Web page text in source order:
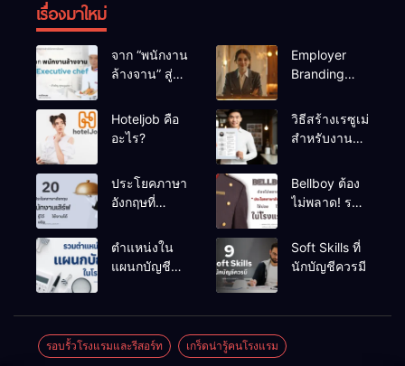
เรื่องมาใหม่
จาก “พนักงาน
ล้างจาน” สู่
chef”
Employer
Branding
สำหรับ HR
โรงแรม
Hoteljob คือ
อะไร?
วิธีสร้างเรซูเม่
สำหรับงาน
มืออาชีพ
ประโยคภาษา
อังกฤษที่
เสิร์ฟ” ต้องรู้
ไว้ ใช้งานได้
จริงในทุก
Bellboy ต้อง
ไม่พลาด! รวม
อังกฤษใช้
บ่อย” ที่ใช้จริง
ในโรงแรม
ตำแหน่งใน
แผนกบัญชี
Soft Skills ที่
นักบัญชีควรมี
รอบรั้วโรงแรมและรีสอร์ท เกร็ดน่ารู้คนโรงแรม